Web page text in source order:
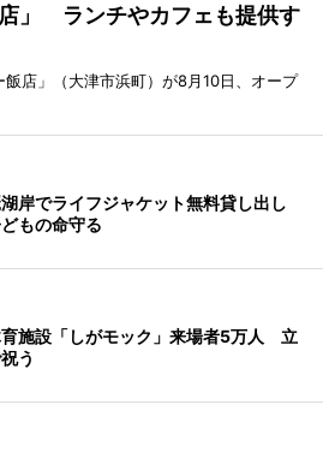
」 ランチやカフェも提供す
店」（大津市浜町）が8月10日、オープ
岸でライフジャケット無料貸し出し
もの命守る
育施設「しがモック」来場者5万人 立
う